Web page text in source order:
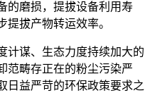
的磨损，提拔设备利用寿
拔产物转运效率。
谋、生态力度持续加大的
范畴存正在的粉尘污染严
日益严苛的环保政策要求之